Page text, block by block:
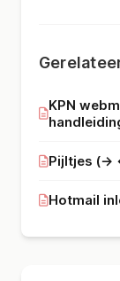
KPN
Pijltjes (→
Hotmail